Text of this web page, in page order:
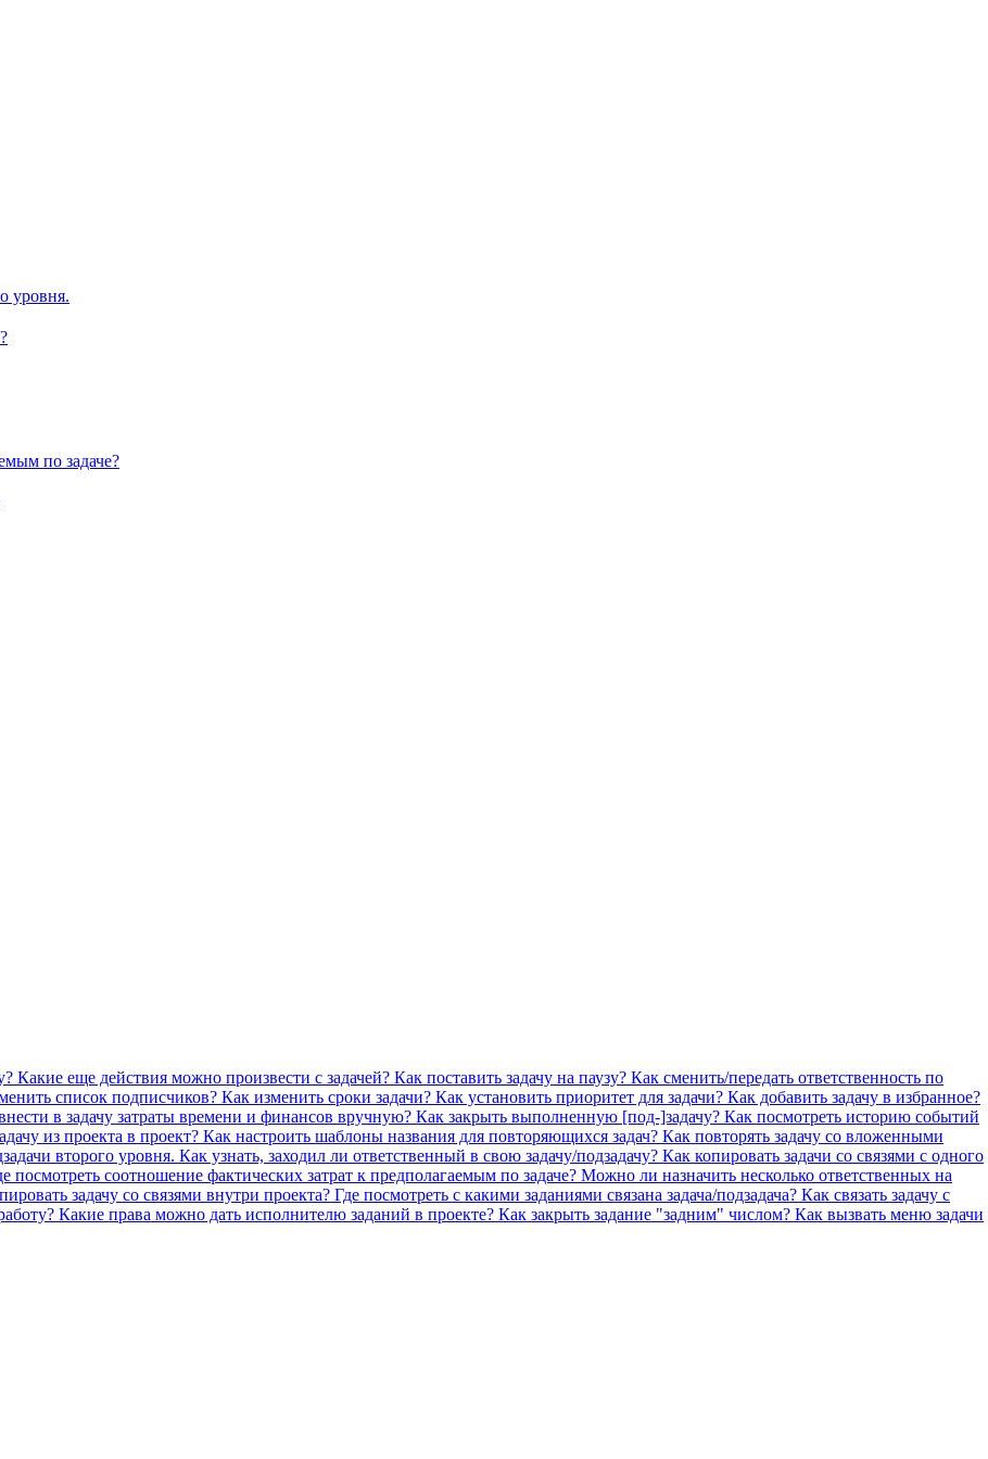
уровня.
по задаче?
Какие еще действия можно произвести с задачей? Как поставить задачу на паузу? Как сменить/передать ответственность по
список подписчиков? Как изменить сроки задачи? Как установить приоритет для задачи? Как добавить задачу в избранное?
в задачу затраты времени и финансов вручную? Как закрыть выполненную [под-]задачу? Как посмотреть историю событий
из проекта в проект? Как настроить шаблоны названия для повторяющихся задач? Как повторять задачу со вложенными
второго уровня. Как узнать, заходил ли ответственный в свою задачу/подзадачу? Как копировать задачи со связями с одного
посмотреть соотношение фактических затрат к предполагаемым по задаче? Можно ли назначить несколько ответственных на
задачу со связями внутри проекта? Где посмотреть с какими заданиями связана задача/подзадача? Как связать задачу с
Какие права можно дать исполнителю заданий в проекте? Как закрыть задание "задним" числом? Как вызвать меню задачи